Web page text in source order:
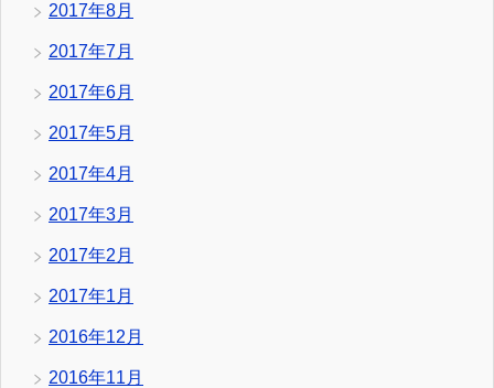
2017年8月
2017年7月
2017年6月
2017年5月
2017年4月
2017年3月
2017年2月
2017年1月
2016年12月
2016年11月